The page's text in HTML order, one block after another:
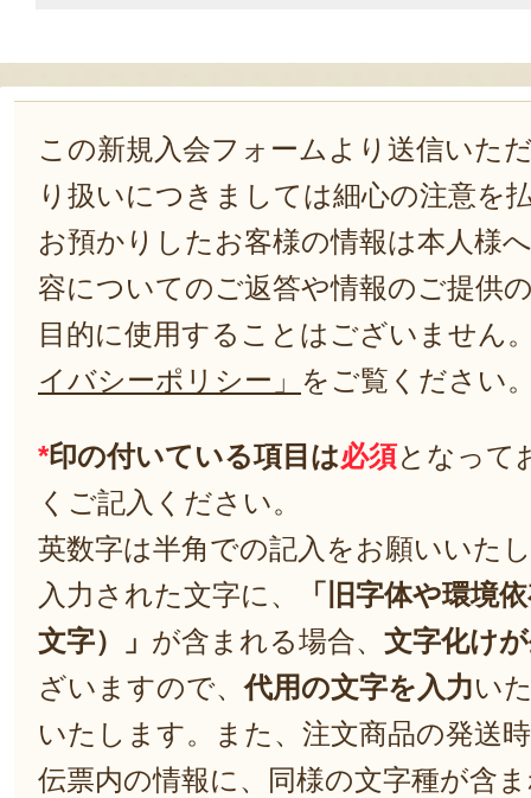
この新規入会フォームより送信いた
り扱いにつきましては細心の注意を
お預かりしたお客様の情報は本人様
容についてのご返答や情報のご提供
目的に使用することはございません
イバシーポリシー」 をご覧ください
*印の付いている項目は必須となって
くご記入ください。
英数字は半角での記入をお願いいた
入力された文字に、
「旧字体や環境
文字）」 が含まれる場合、 文字化け
ざいますので、代用の文字を入力い
いたします。また、注文商品の発送
伝票内の情報に、同様の文字種が含